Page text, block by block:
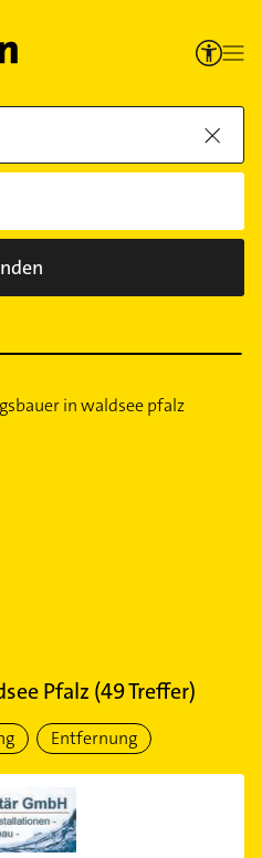
Pfalz (49Treffer)
Entfernung